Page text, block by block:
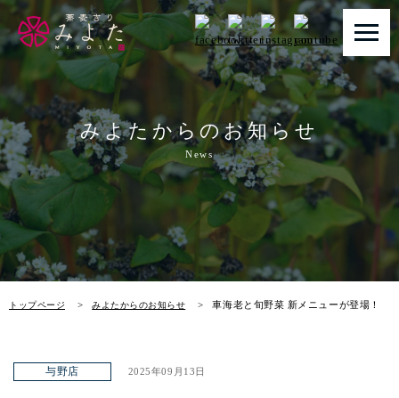
みよたからのお知らせ
News
トップページ みよたからのお知らせ 車海老と旬野菜 新メニューが登場！
トップページ
みよたとは
みよたのこだわり
畑だより
メニュー
与野店 2025年09月13日